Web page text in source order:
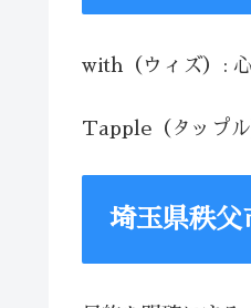
with（ウィズ）:
Tapple（タップル
埼玉県秩父